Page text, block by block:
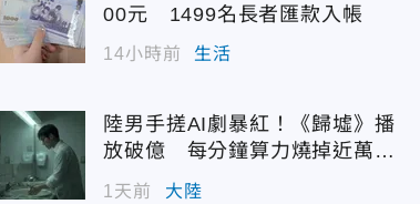
00元 1499名長者匯款入帳
14小時前 生活
陸男手搓AI劇暴紅！《歸墟》播
放破億 每分鐘算力燒掉近萬台
1天前 大陸